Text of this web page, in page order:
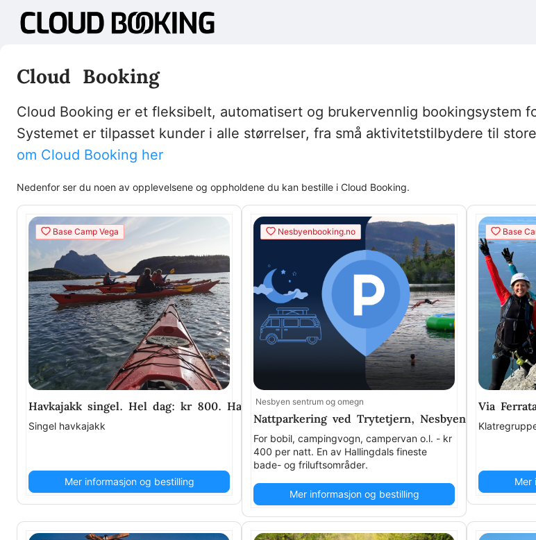
Cloud Booking
Cloud Booking er et fleksibelt, automatisert og brukervennlig bookingsystem
Systemet er tilpasset kunder i alle størrelser, fra små aktivitetstilbydere til
om Cloud Booking her
Nedenfor ser du noen av opplevelsene og oppholdene du kan bestille i Cloud Booking.
Base Camp Vega
Havkajakk singel. Hel dag: kr 800. Halv dag: kr 450. Guidet kajakktur: fra kr 1500 .
Singel havkajakk
Mer informasjon og bestilling
Nesbyenbooking.no
Nesbyen sentrum og omegn
Nattparkering ved Trytetjern, Nesbyen
For bobil, campingvogn, campervan o.l. - kr
400 per natt. En av Hallingdals fineste
bade- og friluftsområder.
Mer informasjon og bestilling
Base
Via
Mer